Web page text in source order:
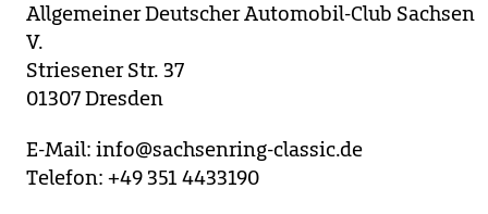
Allgemeiner Deutscher Automobil-Club Sachsen
V.
Striesener Str. 37
01307 Dresden
E-Mail: info@sachsenring-classic.de
Telefon: +49 351 4433190